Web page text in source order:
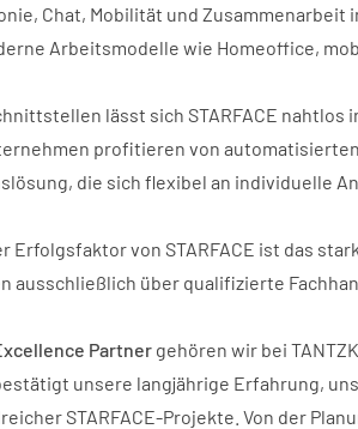
Chat, Mobilität und
Arbeitsmodelle wie Homeoffice,
lässt sich STARFACE nahtlos
profitieren von
die sich flexibel an individuelle
Erfolgsfaktor von STARFACE ist das
ausschließlich über qualifizierte
Partner gehören wir bei
unsere langjährige Erfahrung,
STARFACE-Projekte. Von der